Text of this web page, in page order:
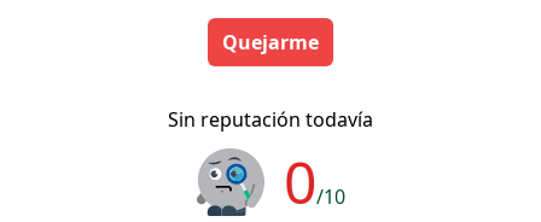
Quejarme
Sin reputación todavía
0/10